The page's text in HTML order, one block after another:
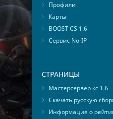
Профили
Карты
BOOST CS 1.6
Сервис No-IP
СТРАНИЦЫ
Мастерсервер кс 1.6
Скачать русскую
Информация о